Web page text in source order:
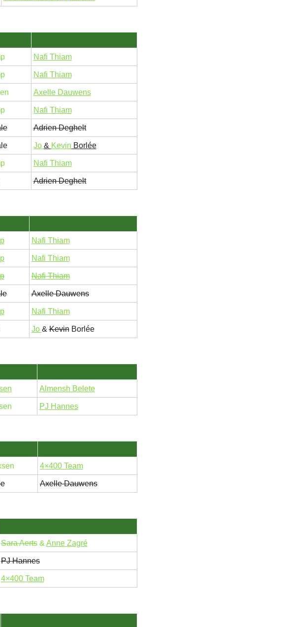
Nafi Thiam
Nafi Thiam
Axelle Dauwens
Nafi Thiam
Adrien Deghelt
Jo & Kevin Borlée
Nafi Thiam
Adrien Deghelt
Nafi Thiam
Nafi Thiam
Nafi Thiam
Axelle Dauwens
Nafi Thiam
Jo &KevinBorlée
Almensh Belete
PJ Hannes
4×400 Team
Axelle Dauwens
Sara Aerts& Anne Zagré
PJ Hannes
4×400 Team